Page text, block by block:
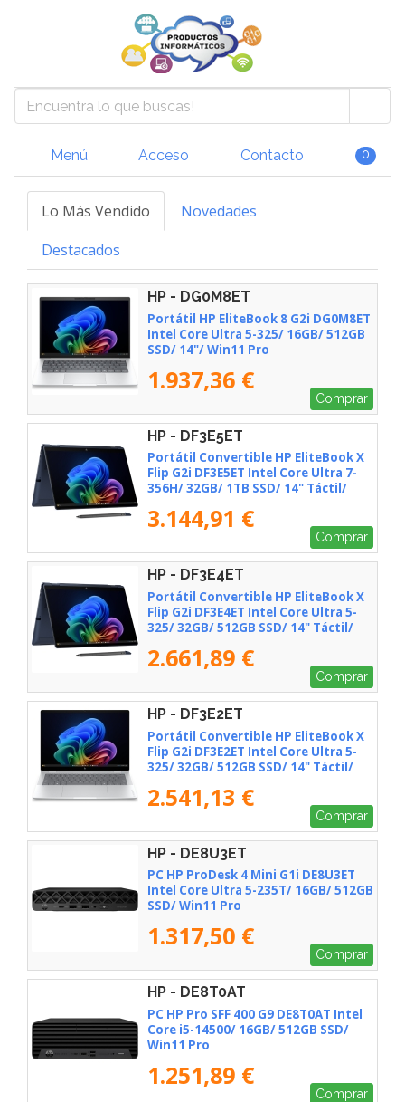
Menú Acceso Contacto 0
Lo Más Vendido
Novedades
Destacados
HP - DG0M8ET
Portátil HP EliteBook 8 G2i DG0M8ET
Intel Core Ultra 5-325/ 16GB/ 512GB
SSD/ 14"/ Win11 Pro
1.937,36 €
Comprar
HP - DF3E5ET
Portátil Convertible HP EliteBook X
Flip G2i DF3E5ET Intel Core Ultra 7-
356H/ 32GB/ 1TB SSD/ 14" Táctil/
3.144,91 €
Comprar
HP - DF3E4ET
Portátil Convertible HP EliteBook X
Flip G2i DF3E4ET Intel Core Ultra 5-
325/ 32GB/ 512GB SSD/ 14" Táctil/
2.661,89 €
Comprar
HP - DF3E2ET
Portátil Convertible HP EliteBook X
Flip G2i DF3E2ET Intel Core Ultra 5-
325/ 32GB/ 512GB SSD/ 14" Táctil/
2.541,13 €
Comprar
HP - DE8U3ET
PC HP ProDesk 4 Mini G1i DE8U3ET
Intel Core Ultra 5-235T/ 16GB/ 512GB
SSD/ Win11 Pro
1.317,50 €
Comprar
HP - DE8T0AT
PC HP Pro SFF 400 G9 DE8T0AT Intel
Core i5-14500/ 16GB/ 512GB SSD/
Win11 Pro
1.251,89 €
Comprar